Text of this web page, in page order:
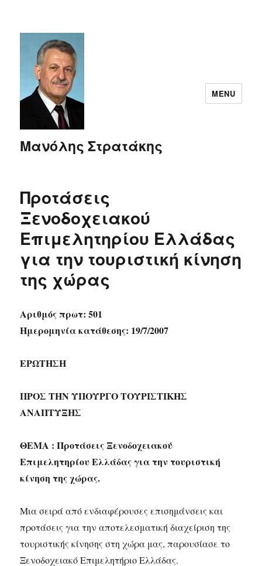
Μανόλης Στρατάκης
MENU
Προτάσεις
Ξενοδοχειακού
Επιμελητηρίου Ελλάδας
για την τουριστική κίνηση
της χώρας
Αριθμός πρωτ: 501
Ημερομηνία κατάθεσης: 19/7/2007
ΕΡΩΤΗΣΗ
ΠΡΟΣ ΤΗΝ ΥΠΟΥΡΓΟ ΤΟΥΡΙΣΤΙΚΗΣ
ΑΝΑΠΤΥΞΗΣ
ΘΕΜΑ : Προτάσεις Ξενοδοχειακού
Επιμελητηρίου Ελλάδας για την τουριστική
κίνηση της χώρας.
Μια σειρά από ενδιαφέρουσες επισημάνσεις και
προτάσεις για την αποτελεσματική διαχείριση της
τουριστικής κίνησης στη χώρα μας, παρουσίασε το
Ξενοδοχειακό Επιμελητήριο Ελλάδας.